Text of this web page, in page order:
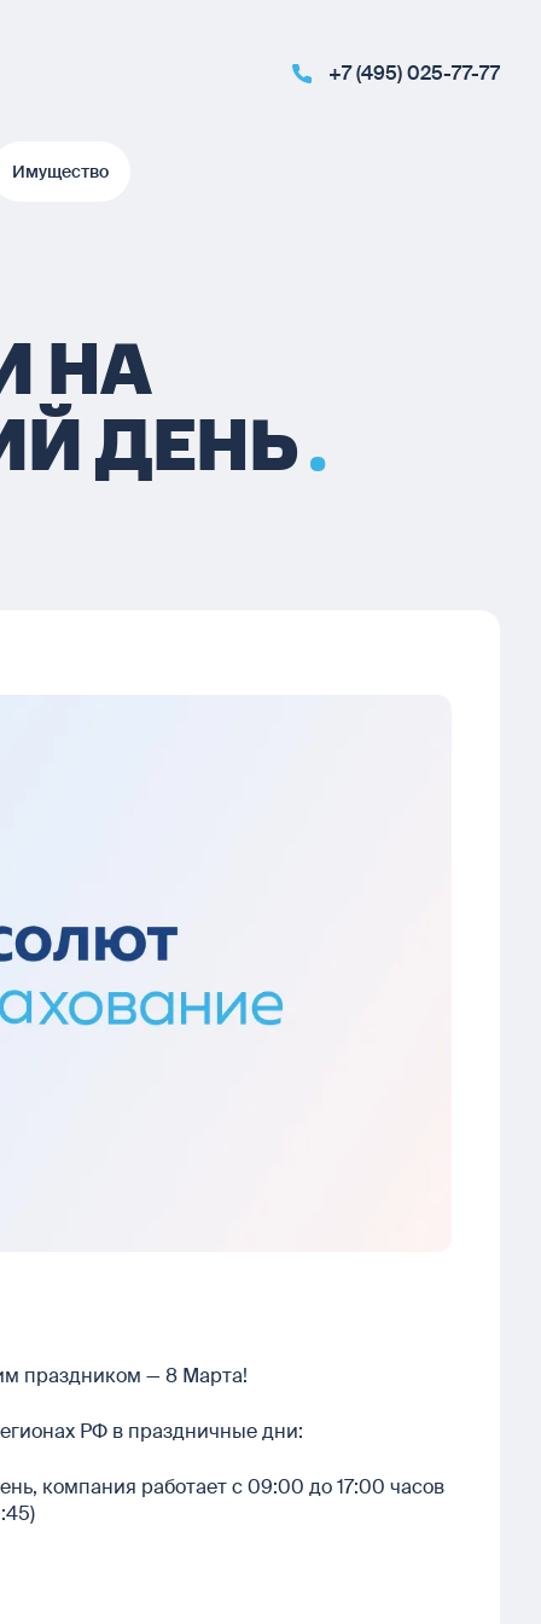
+7 (495) 025-77-77
Имущество
НА
ДЕНЬ
праздником — 8 Марта!
РФ в праздничные дни:
компания работает с 09:00 до 17:00 часов